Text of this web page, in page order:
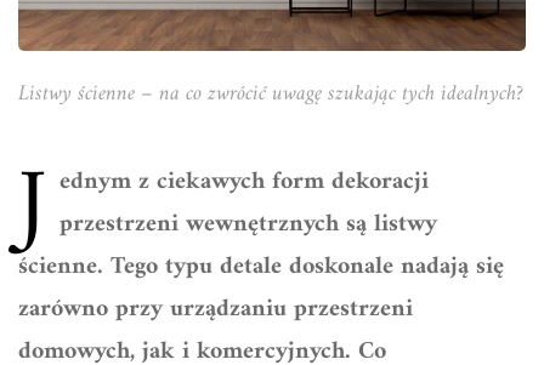
Listwy ścienne – na co zwrócić uwagę szukając tych idealnych?
J ednym z ciekawych form dekoracji
przestrzeni wewnętrznych są listwy
ścienne. Tego typu detale doskonale nadają się
zarówno przy urządzaniu przestrzeni
domowych, jak i komercyjnych. Co